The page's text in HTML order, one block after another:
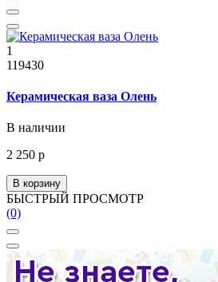
1
119430
Керамическая ваза Олень
В наличии
2 250 р
В корзину
БЫСТРЫЙ ПРОСМОТР
(0)